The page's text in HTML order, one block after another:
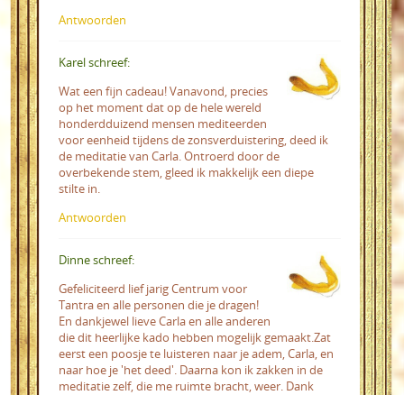
Antwoorden
Karel schreef:
Wat een fijn cadeau! Vanavond, precies
op het moment dat op de hele wereld
honderdduizend mensen mediteerden
voor eenheid tijdens de zonsverduistering, deed ik
de meditatie van Carla. Ontroerd door de
overbekende stem, gleed ik makkelijk een diepe
stilte in.
Antwoorden
Dinne schreef:
Gefeliciteerd lief jarig Centrum voor
Tantra en alle personen die je dragen!
En dankjewel lieve Carla en alle anderen
die dit heerlijke kado hebben mogelijk gemaakt.Zat
eerst een poosje te luisteren naar je adem, Carla, en
naar hoe je 'het deed'. Daarna kon ik zakken in de
meditatie zelf, die me ruimte bracht, weer. Dank